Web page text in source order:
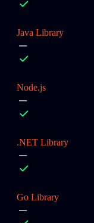
Java Library
Node.js
.NET Library
Go Library